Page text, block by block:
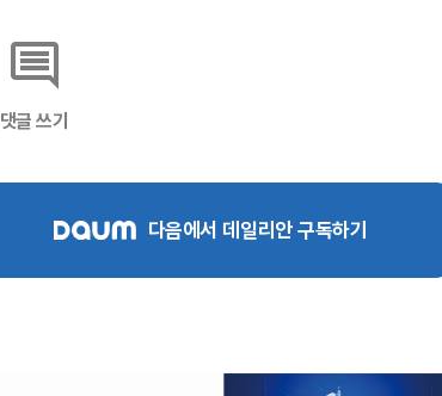
댓글 쓰기
다음에서 데일리안 구독하기